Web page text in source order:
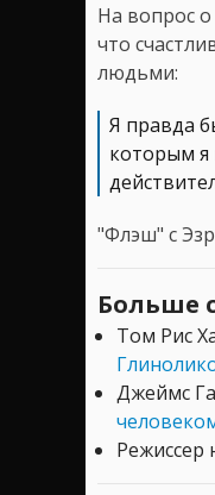
На вопрос
что
людьми:
Я правда
которым я
"Флэш" с
Больше
Том Рис
Джеймс
Режиссер